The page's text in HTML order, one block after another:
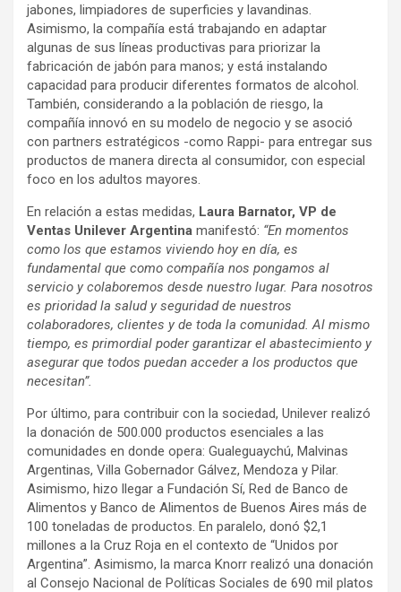
jabones, limpiadores de superficies y lavandinas.
Asimismo, la compañía está trabajando en adaptar
algunas de sus líneas productivas para priorizar la
fabricación de jabón para manos; y está instalando
capacidad para producir diferentes formatos de alcohol.
También, considerando a la población de riesgo, la
compañía innovó en su modelo de negocio y se asoció
con partners estratégicos -como Rappi- para entregar sus
productos de manera directa al consumidor, con especial
foco en los adultos mayores.
En relación a estas medidas, Laura Barnator, VP de
Ventas Unilever Argentina manifestó: “En momentos
como los que estamos viviendo hoy en día, es
fundamental que como compañía nos pongamos al
servicio y colaboremos desde nuestro lugar. Para nosotros
es prioridad la salud y seguridad de nuestros
colaboradores, clientes y de toda la comunidad. Al mismo
tiempo, es primordial poder garantizar el abastecimiento y
asegurar que todos puedan acceder a los productos que
necesitan”.
Por último, para contribuir con la sociedad, Unilever realizó
la donación de 500.000 productos esenciales a las
comunidades en donde opera: Gualeguaychú, Malvinas
Argentinas, Villa Gobernador Gálvez, Mendoza y Pilar.
Asimismo, hizo llegar a Fundación Sí, Red de Banco de
Alimentos y Banco de Alimentos de Buenos Aires más de
100 toneladas de productos. En paralelo, donó $2,1
millones a la Cruz Roja en el contexto de “Unidos por
Argentina”. Asimismo, la marca Knorr realizó una donación
al Consejo Nacional de Políticas Sociales de 690 mil platos